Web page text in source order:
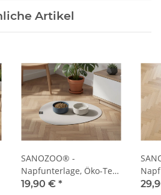
Artikel
SANOZOO® -
Napfunterlage, Öko-Tex,
Tropfen
19,90 € *
Herz